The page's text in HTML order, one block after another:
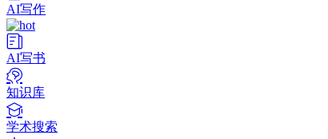
AI写作
AI写书
知识库
学术搜索